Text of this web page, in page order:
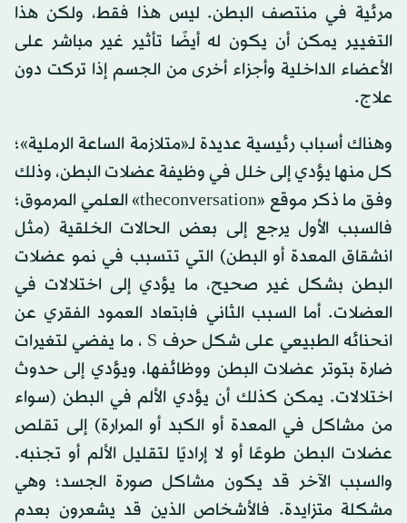
مرئية في منتصف البطن. ليس هذا فقط، ولكن هذا
التغيير يمكن أن يكون له أيضًا تأثير غير مباشر على
الأعضاء الداخلية وأجزاء أخرى من الجسم إذا تركت دون
علاج.
وهناك أسباب رئيسية عديدة لـ«متلازمة الساعة الرملية»؛
كل منها يؤدي إلى خلل في وظيفة عضلات البطن، وذلك
وفق ما ذكر موقع «theconversation» العلمي المرموق؛
فالسبب الأول يرجع إلى بعض الحالات الخلقية (مثل
انشقاق المعدة أو البطن) التي تتسبب في نمو عضلات
البطن بشكل غير صحيح، ما يؤدي إلى اختلالات في
العضلات. أما السبب الثاني فابتعاد العمود الفقري عن
انحنائه الطبيعي على شكل حرف S ، ما يفضي لتغيرات
ضارة بتوتر عضلات البطن ووظائفها، ويؤدي إلى حدوث
اختلالات. يمكن كذلك أن يؤدي الألم في البطن (سواء
من مشاكل في المعدة أو الكبد أو المرارة) إلى تقلص
عضلات البطن طوعًا أو لا إراديًا لتقليل الألم أو تجنبه.
والسبب الآخر قد يكون مشاكل صورة الجسد؛ وهي
مشكلة متزايدة. فالأشخاص الذين قد يشعرون بعدم